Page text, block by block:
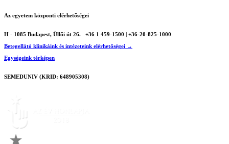
Az egyetem központi elérhetőségei
H - 1085 Budapest, Üllői út 26.
+36 1 459-1500 | +36-20-825-1000
Betegellátó klinikáink és intézeteink elérhetőségei →
Egységeink térképen
SEMEDUNIV (KRID: 648905308)